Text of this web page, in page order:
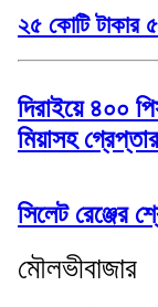
২৫ কোটি টাকার
দিরাইয়ে ৪০০
মিয়াসহ
সিলেট রেঞ্জের
মৌলভীবাজার